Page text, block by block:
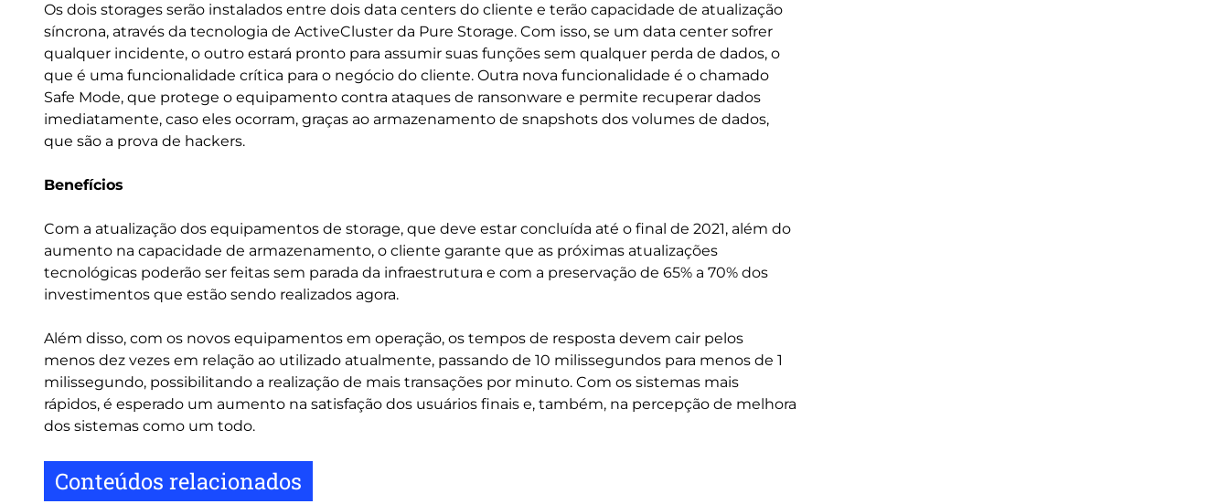
Os dois storages serão instalados entre dois data centers do cliente e terão capacidade de atualização
síncrona, através da tecnologia de ActiveCluster da Pure Storage. Com isso, se um data center sofrer
qualquer incidente, o outro estará pronto para assumir suas funções sem qualquer perda de dados, o
que é uma funcionalidade crítica para o negócio do cliente. Outra nova funcionalidade é o chamado
Safe Mode, que protege o equipamento contra ataques de ransonware e permite recuperar dados
imediatamente, caso eles ocorram, graças ao armazenamento de snapshots dos volumes de dados,
que são a prova de hackers.
Benefícios
Com a atualização dos equipamentos de storage, que deve estar concluída até o final de 2021, além do
aumento na capacidade de armazenamento, o cliente garante que as próximas atualizações
tecnológicas poderão ser feitas sem parada da infraestrutura e com a preservação de 65% a 70% dos
investimentos que estão sendo realizados agora.
Além disso, com os novos equipamentos em operação, os tempos de resposta devem cair pelos
menos dez vezes em relação ao utilizado atualmente, passando de 10 milissegundos para menos de 1
milissegundo, possibilitando a realização de mais transações por minuto. Com os sistemas mais
rápidos, é esperado um aumento na satisfação dos usuários finais e, também, na percepção de melhora
dos sistemas como um todo.
Conteúdos relacionados